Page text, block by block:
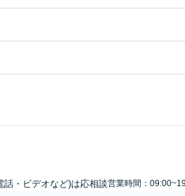
話・ビデオなど)は応相談営業時間：